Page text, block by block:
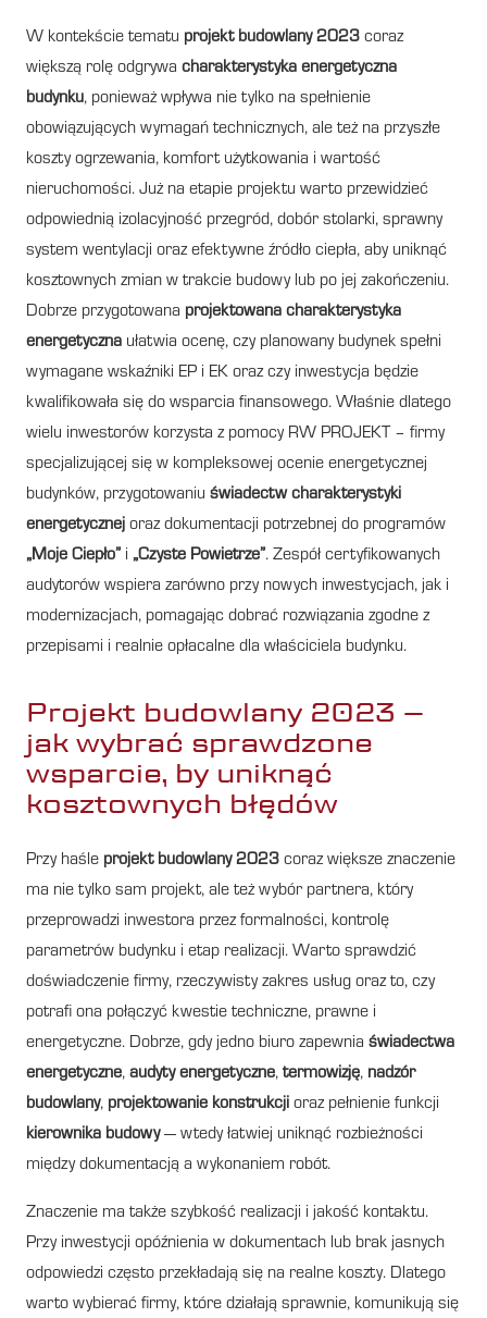
W kontekście tematu projekt budowlany 2023 coraz
większą rolę odgrywa charakterystyka energetyczna
budynku, ponieważ wpływa nie tylko na spełnienie
obowiązujących wymagań technicznych, ale też na przyszłe
koszty ogrzewania, komfort użytkowania i wartość
nieruchomości. Już na etapie projektu warto przewidzieć
odpowiednią izolacyjność przegród, dobór stolarki, sprawny
system wentylacji oraz efektywne źródło ciepła, aby uniknąć
kosztownych zmian w trakcie budowy lub po jej zakończeniu.
Dobrze przygotowana projektowana charakterystyka
energetyczna ułatwia ocenę, czy planowany budynek spełni
wymagane wskaźniki EP i EK oraz czy inwestycja będzie
kwalifikowała się do wsparcia finansowego. Właśnie dlatego
wielu inwestorów korzysta z pomocy RW PROJEKT – firmy
specjalizującej się w kompleksowej ocenie energetycznej
budynków, przygotowaniu świadectw charakterystyki
energetycznej oraz dokumentacji potrzebnej do programów
„Moje Ciepło” i „Czyste Powietrze”. Zespół certyfikowanych
audytorów wspiera zarówno przy nowych inwestycjach, jak i
modernizacjach, pomagając dobrać rozwiązania zgodne z
przepisami i realnie opłacalne dla właściciela budynku.
Projekt budowlany 2023 –
jak wybrać sprawdzone
wsparcie, by uniknąć
kosztownych błędów
Przy haśle projekt budowlany 2023 coraz większe znaczenie
ma nie tylko sam projekt, ale też wybór partnera, który
przeprowadzi inwestora przez formalności, kontrolę
parametrów budynku i etap realizacji. Warto sprawdzić
doświadczenie firmy, rzeczywisty zakres usług oraz to, czy
potrafi ona połączyć kwestie techniczne, prawne i
energetyczne. Dobrze, gdy jedno biuro zapewnia świadectwa
energetyczne, audyty energetyczne, termowizję, nadzór
budowlany, projektowanie konstrukcji oraz pełnienie funkcji
kierownika budowy— wtedy łatwiej uniknąć rozbieżności
między dokumentacją a wykonaniem robót.
Znaczenie ma także szybkość realizacji i jakość kontaktu.
Przy inwestycji opóźnienia w dokumentach lub brak jasnych
odpowiedzi często przekładają się na realne koszty. Dlatego
warto wybierać firmy, które działają sprawnie, komunikują się